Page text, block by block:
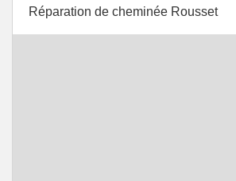
Réparation de cheminée Rousset